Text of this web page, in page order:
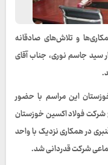
و تلاش‌های صادقانه
سید جاسم نوری، جناب آقای
این مراسم با حضور
شرکت فولاد اکسین خوزستان
در همکاری نزدیک با واحد
شرکت قدردانی شد.